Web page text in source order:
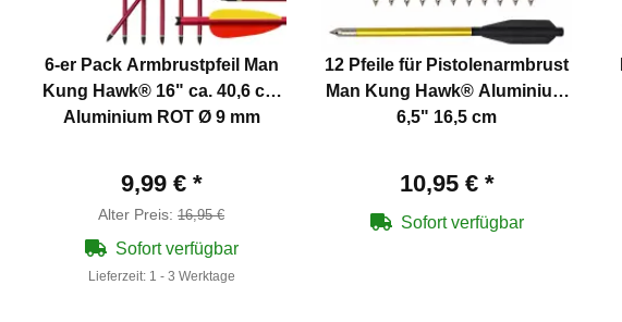
6-er Pack Armbrustpfeil Man
Kung Hawk® 16" ca. 40,6 cm
Aluminium ROT Ø 9 mm
9,99 € *
Alter Preis: 16,95 €
Sofort verfügbar
Lieferzeit: 1 - 3 Werktage
12 Pfeile für Pistolenarmbrust
Man Kung Hawk® Aluminium
6,5" 16,5 cm
10,95 € *
Sofort verfügbar